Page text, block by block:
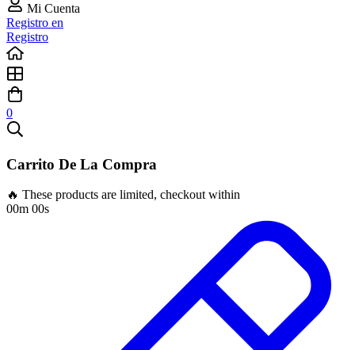
Mi Cuenta
Registro en
Registro
0
Carrito De La Compra
🔥 These products are limited, checkout within
00m 00s